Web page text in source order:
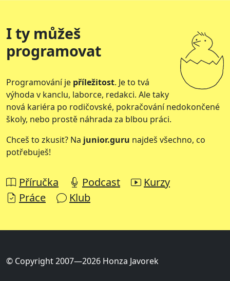
I ty můžeš
programovat
Programování je příležitost. Je to tvá
výhoda v kanclu, laborce, redakci. Ale taky
nová kariéra po rodičovské, pokračování nedokončené
školy, nebo prostě náhrada za blbou práci.
Chceš to zkusit? Na junior.guru najdeš všechno, co
potřebuješ!
Příručka Podcast
Kurzy
Práce
Klub
© Copyright 2007—2026 Honza Javorek